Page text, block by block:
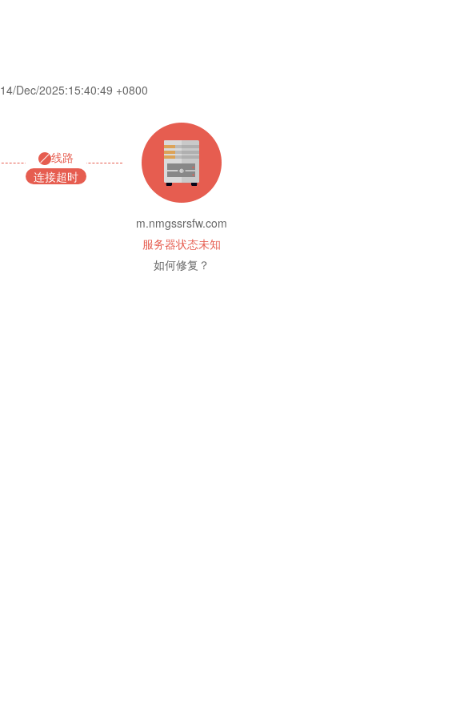
14/Dec/2025:15:40:49 +0800
线路
连接超时
m.nmgssrsfw.com
服务器状态未知
如何修复？